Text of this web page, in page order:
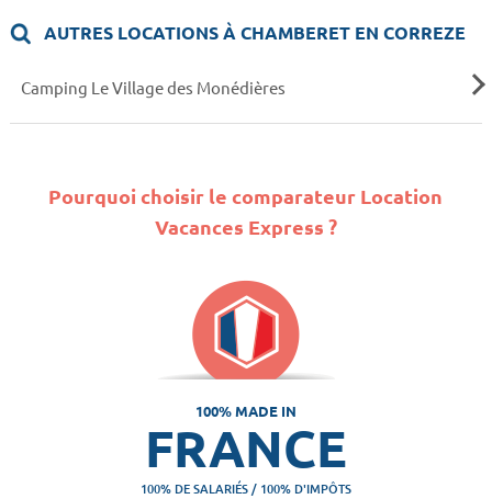
AUTRES LOCATIONS À CHAMBERET EN CORREZE
Camping Le Village des Monédières
Pourquoi choisir le comparateur Location
Vacances Express ?
100% MADE IN
FRANCE
100% DE SALARIÉS / 100% D'IMPÔTS